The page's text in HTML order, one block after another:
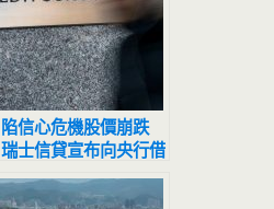
陷信心危機股價崩跌
瑞士信貸宣布向央行借
款1.65兆